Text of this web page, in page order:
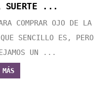
SUERTE ...
COMPRAR OJO DE LA
SENCILLO ES, PERO
UN ...